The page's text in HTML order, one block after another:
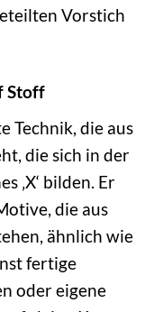
Vorstich
Stoff
Technik, die aus
die sich in der
‚X‘ bilden. Er
die aus
ähnlich wie
fertige
oder eigene